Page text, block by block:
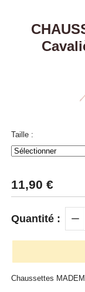
Taille :
11,90 €
Quantité :
Chaussettes